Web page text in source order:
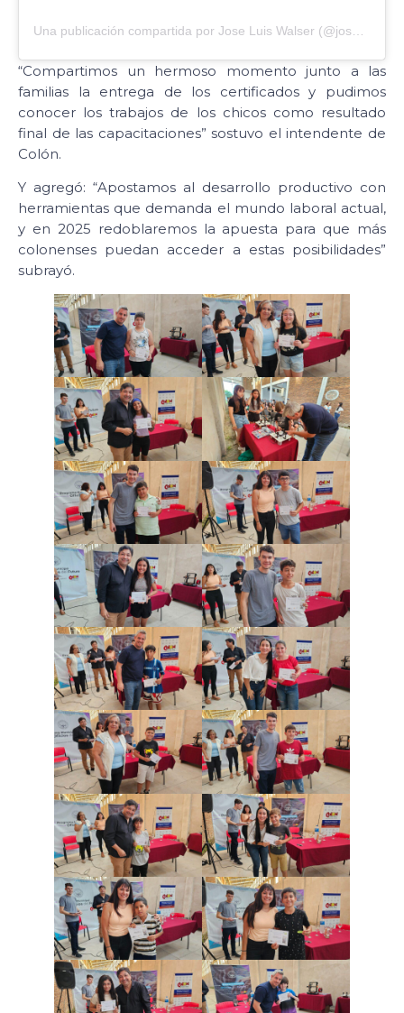
“Compartimos un hermoso momento junto a las
familias la entrega de los certificados y pudimos
conocer los trabajos de los chicos como resultado
final de las capacitaciones” sostuvo el intendente de
Colón.
Y agregó: “Apostamos al desarrollo productivo con
herramientas que demanda el mundo laboral actual,
y en 2025 redoblaremos la apuesta para que más
colonenses puedan acceder a estas posibilidades”
subrayó.